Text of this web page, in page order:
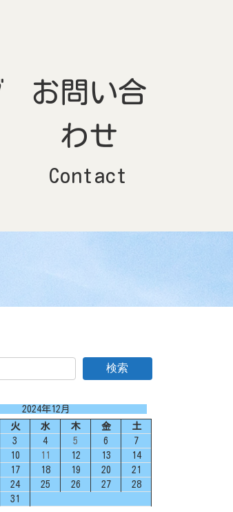
お問い合
わせ
Contact
検索
2024年12月
火 水 木 金
土
3 4 5 6
7
10 11 12 13
14
17 18 19 20
21
24 25 26 27
28
31